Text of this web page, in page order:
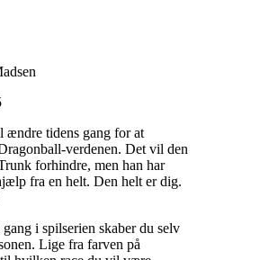
ændre tidens gang for at
verdenen. Det vil den
forhindre, men han har
fra en helt. Den helt er dig.
i spilserien skaber du selv
Lige fra farven på